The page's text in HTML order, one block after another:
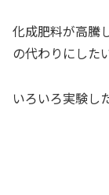
化成肥料が高騰
の代わりにした
いろいろ実験し